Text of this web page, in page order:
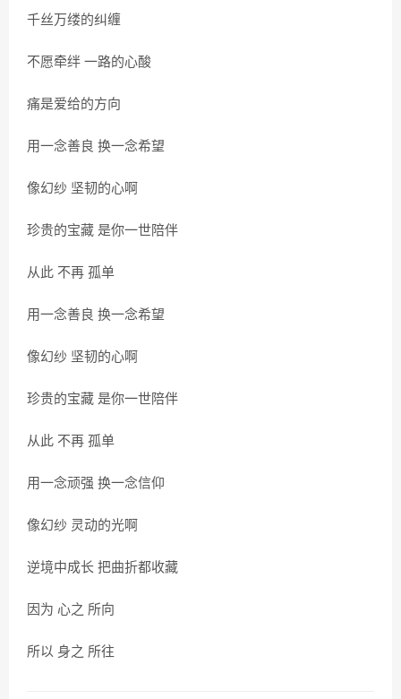
千丝万缕的纠缠
不愿牵绊 一路的心酸
痛是爱给的方向
用一念善良 换一念希望
像幻纱 坚韧的心啊
珍贵的宝藏 是你一世陪伴
从此 不再 孤单
用一念善良 换一念希望
像幻纱 坚韧的心啊
珍贵的宝藏 是你一世陪伴
从此 不再 孤单
用一念顽强 换一念信仰
像幻纱 灵动的光啊
逆境中成长 把曲折都收藏
因为 心之 所向
所以 身之 所往